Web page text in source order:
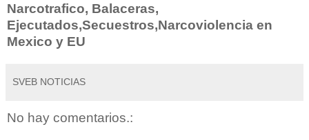
Narcotrafico, Balaceras,
Ejecutados,Secuestros,Narcoviolencia en
Mexico y EU
SVEB NOTICIAS
No hay comentarios.: